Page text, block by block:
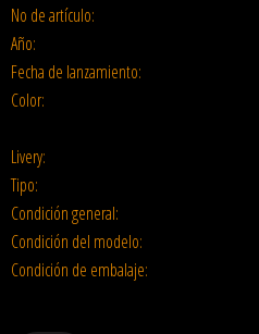
No de artículo:
Año:
Fecha de lanzamiento:
Color:
Livery:
Tipo:
Condición general:
Condición del modelo:
Condición de embalaje: